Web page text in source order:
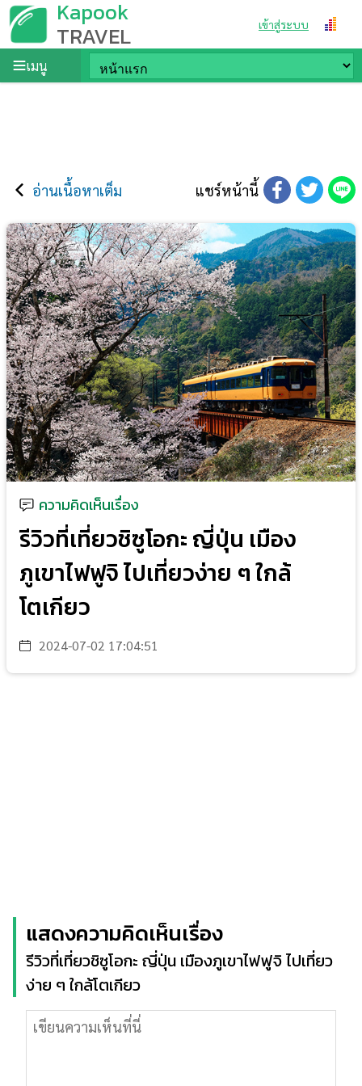
Kapook
TRAVEL เข้าสู่ระบบ
เมนู
อ่านเนื้อหาเต็ม แชร์หน้านี้
ความคิดเห็นเรื่อง
รีวิวที่เที่ยวชิซูโอกะ ญี่ปุ่น เมือง
ภูเขาไฟฟูจิ ไปเที่ยวง่าย ๆ ใกล้
โตเกียว
2024-07-02 17:04:51
แสดงความคิดเห็นเรื่อง
รีวิวที่เที่ยวชิซูโอกะ ญี่ปุ่น เมืองภูเขาไฟฟูจิ ไปเที่ยว
ง่าย ๆ ใกล้โตเกียว